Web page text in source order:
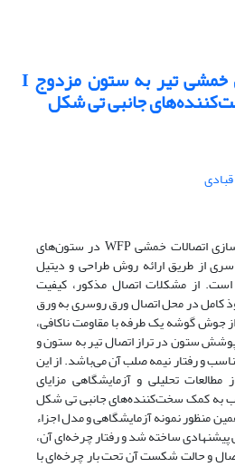
بهسازی لرزه‌ای اتصال خمشی تیر به ستون مزدوج I
جانبی تی شکل
اتصالات خمشیWFP در ستون‌های
از طریق ارائه روش طراحی و دیتیل
از مشکلات اتصال مذکور، کیفیت
کامل در محل اتصال ورق روسری به ورق
جوش گوشه یک طرفه با مقاومت ناکافی،
ستون در تراز اتصال تیر به ستون و
و رفتار نیمه صلب آن می‌باشد. از این
تحلیلی و آزمایشگاهی مزایای
به کمک سخت‌کننده‌های جانبی تی شکل
منظور نمونه آزمایشگاهی و مدل اجزاء
ساخته شد و رفتار چرخه‌ای آن،
و حالت شکست آن تحت بار چرخه‌ای با